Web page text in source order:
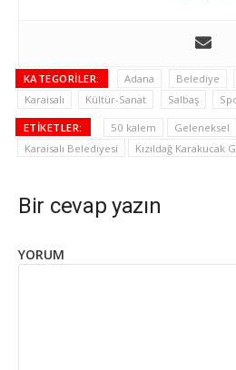
KATEGORILER: Adana Belediye
Karaisalı
Kültür-Sanat Salbaş
ETIKETLER: 50 kalem Geleneksel
Karaisalı Belediyesi
Kızıldağ Karakucak
Bir cevap yazın
YORUM